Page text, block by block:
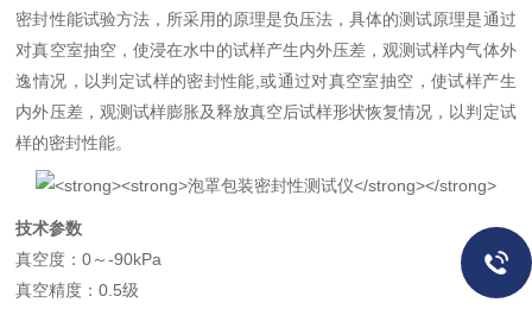
密封性能试验方法，所采用的原理是负压法，具体的测试原理是通过
对真空室抽空，使浸在水中的试样产生内外压差，观测试样内气体外
逸情况，以判定试样的密封性能,或通过对真空室抽空，使试样产生
内外压差，观测试样膨胀及释放真空后试样形状恢复情况，以判定试
样的密封性能。
技术参数
真空度：0～-90kPa
真空精度：0.5级